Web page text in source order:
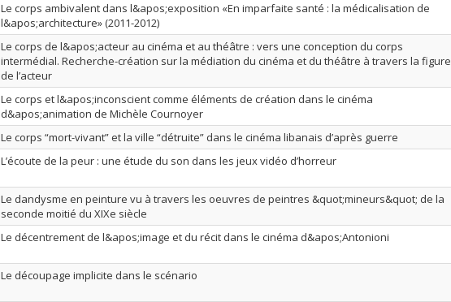
Le corps ambivalent dans l&apos;exposition «En imparfaite santé : la médicalisation de
l&apos;architecture» (2011-2012)
Le corps de l&apos;acteur au cinéma et au théâtre : vers une conception du corps
intermédial. Recherche-création sur la médiation du cinéma et du théâtre à travers la figure
de l’acteur
Le corps et l&apos;inconscient comme éléments de création dans le cinéma
d&apos;animation de Michèle Cournoyer
Le corps “mort-vivant” et la ville “détruite” dans le cinéma libanais d’après guerre
L’écoute de la peur : une étude du son dans les jeux vidéo d’horreur
Le dandysme en peinture vu à travers les oeuvres de peintres &quot;mineurs&quot; de la
seconde moitié du XIXe siècle
Le décentrement de l&apos;image et du récit dans le cinéma d&apos;Antonioni
Le découpage implicite dans le scénario